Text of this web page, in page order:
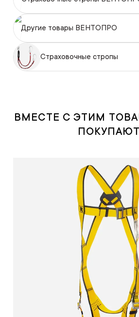
Другие товары ВЕНТОПРО
Страховочные стропы
ВМЕСТЕ С ЭТИМ
ПОКУПАЮТ